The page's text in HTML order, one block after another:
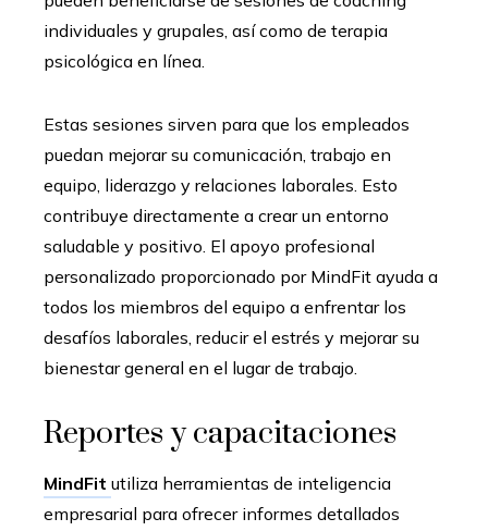
individuales y grupales, así como de terapia
psicológica en línea.
Estas sesiones sirven para que los empleados
puedan mejorar su comunicación, trabajo en
equipo, liderazgo y relaciones laborales. Esto
contribuye directamente a crear un entorno
saludable y positivo. El apoyo profesional
personalizado proporcionado por MindFit ayuda a
todos los miembros del equipo a enfrentar los
desafíos laborales, reducir el estrés y mejorar su
bienestar general en el lugar de trabajo.
Reportes y capacitaciones
MindFit utiliza herramientas de inteligencia
empresarial para ofrecer informes detallados